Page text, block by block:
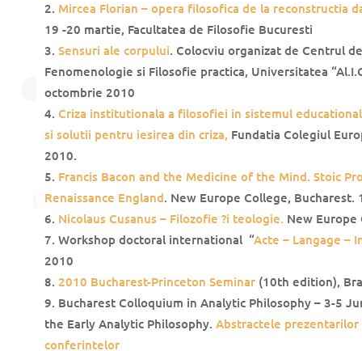
Mircea Florian – opera filosofica de la reconstructia
19 -20 martie, Facultatea de Filosofie Bucuresti
Sensuri ale corpului. Colocviu organizat de Centrul
Fenomenologie si Filosofie practica, Universitatea
octombrie 2010
Criza institutionala a filosofiei in sistemul
si solutii pentru iesirea din criza, Fundatia Colegiul
2010.
Francis Bacon and the Medicine of the Mind. Stoic
Renaissance England. New Europe College, Bucharest.
Nicolaus Cusanus – Filozofie ?i teologie. New Europe
Workshop doctoral international “Acte – Langage –
2010
2010 Bucharest-Princeton Seminar(10th edition),
Bucharest Colloquium in Analytic Philosophy – 3-5
the Early Analytic Philosophy. Abstractele prezentarilor
conferintelor